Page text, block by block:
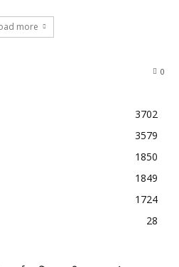
more
0
3702
3579
1850
1849
1724
28